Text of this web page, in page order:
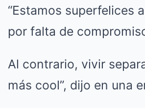
“Estamos superfelices
por falta de
Al contrario, vivir
más cool”, dijo en una